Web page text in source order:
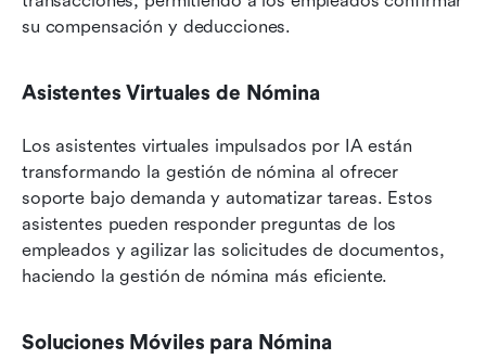
su compensación y deducciones.
Asistentes Virtuales de Nómina
Los asistentes virtuales impulsados por IA están
transformando la gestión de nómina al ofrecer
soporte bajo demanda y automatizar tareas. Estos
asistentes pueden responder preguntas de los
empleados y agilizar las solicitudes de documentos,
haciendo la gestión de nómina más eficiente.
Soluciones Móviles para Nómina